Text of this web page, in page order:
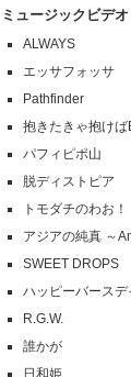
ミュージックビデ
ALWAYS
エッサフォッサ
Pathfinder
抱きたきゃ抱け
パフィピポ山
脱ディストピア
トモダチのわお！
アジアの純真 ～
SWEET DROPS
ハッピーバースデ
R.G.W.
誰かが
日和姫